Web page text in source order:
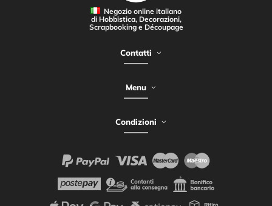
Negozio online italiano
di Hobbistica, Decorazioni,
Scrapbooking e Découpage
Contatti
Menu
Condizioni